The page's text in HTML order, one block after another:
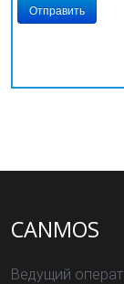
Отправить
CANMOS
Ведущий